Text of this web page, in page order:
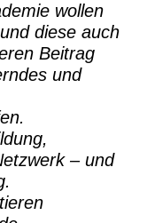
wollen
diese auch
Beitrag
und
– und